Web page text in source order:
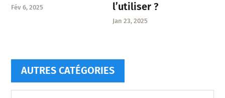
Fév 6, 2025
l’utiliser ?
Jan 23, 2025
AUTRES CATÉGORIES